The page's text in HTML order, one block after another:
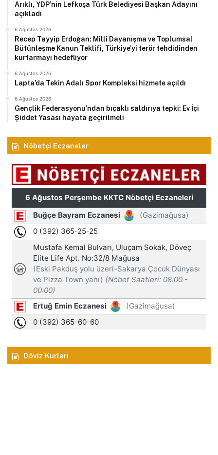
Arıklı, YDP’nin Lefkoşa Türk Belediyesi Başkan Adayını
açıkladı
6 Ağustos 2026
Recep Tayyip Erdoğan: Millî Dayanışma ve Toplumsal
Bütünleşme Kanun Teklifi, Türkiye’yi terör tehdidinden
kurtarmayı hedefliyor
6 Ağustos 2026
Lapta’da Tekin Adalı Spor Kompleksi hizmete açıldı
6 Ağustos 2026
Gençlik Federasyonu’ndan bıçaklı saldırıya tepki: Ev İçi
Şiddet Yasası hayata geçirilmeli
Nöbetçi Eczaneler
Döviz Kurları